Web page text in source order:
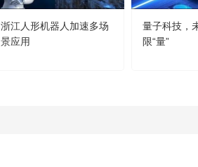
浙江人形机器人加速多场
景应用
量子科技，
限“量”